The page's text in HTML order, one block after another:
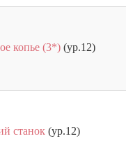
копье (3*) (ур.12)
станок (ур.12)